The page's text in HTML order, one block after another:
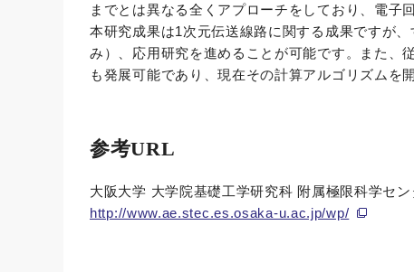
までとは異なる全くアプローチをしており、電子
本研究成果は1次元伝送線路に関する成果ですが
み）、応用研究を進めることが可能です。また、
も発展可能であり、現在その計算アルゴリズムを
参考URL
大阪大学 大学院基礎工学研究科 附属極限科学セ
http://www.ae.stec.es.osaka-u.ac.jp/wp/